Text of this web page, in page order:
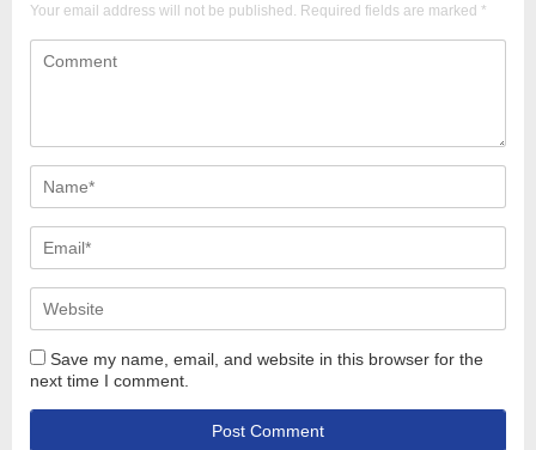
Your email address will not be published. Required fields are marked *
Save my name, email, and website in this browser for the
next time I comment.